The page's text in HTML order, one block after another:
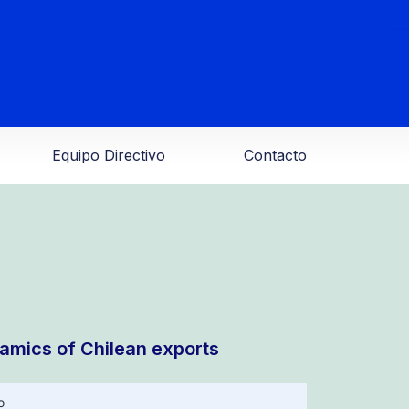
Equipo Directivo Contacto
of Chilean exports